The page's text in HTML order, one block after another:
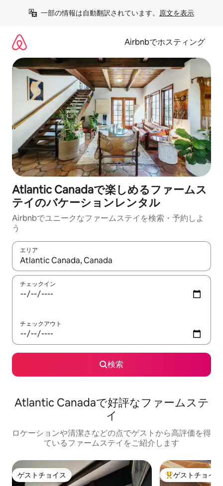
一部の情報は自動翻訳されています。 原文を表示
Airbnbでホスティング
Atlantic Canadaで楽しめるファームス
テイのバケーションレンタル
Airbnbでユニークなファームステイを検索・予約しよ
う
エリア
検索結果が表示されたら、上下の矢印キーを使って移動するか
チェックイン
チェックアウト
検索
Atlantic Canadaで好評なファームステ
イ
ロケーションや清潔さなどの点でゲストから高評価を得
ているファームステイをご紹介します
ゲストチョイス
ゲストチョイス 大好評のゲスト
ゲストチョイス